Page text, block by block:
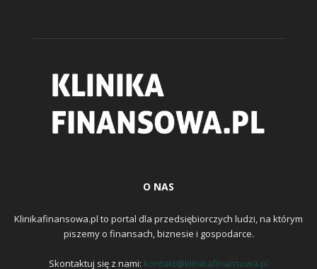
O NAS
Klinikafinansowa.pl to portal dla przedsiębiorczych ludzi, na którym
piszemy o finansach, biznesie i gospodarce.
Skontaktuj się z nami: kontakt@klinikafinansowa.pl